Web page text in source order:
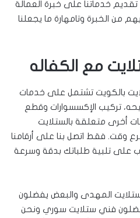
خدماتنا على خبرة العمالة
من الخبرة وتامهارة ما يجعلنا
مع الكفاله
بالكويت تشتمل على خدمات
تركيب الإكسسوارات وقطع
أخرى متعلقة بالستلايت
وقت. فقط اتصل بنا على أرقامنا
على تلبية طلباتك بدقة وسرعة
المهدى والبعض يفضلون
فني ستلايت سوري ونحن